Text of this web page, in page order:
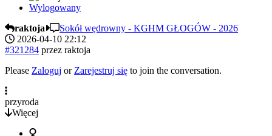
Wylogowany
raktoja
Sokół wędrowny - KGHM GŁOGÓW - 2026
2026-04-10 22:12
#321284 przez raktoja
Please Zaloguj or Zarejestruj się to join the conversation.
przyroda
Więcej